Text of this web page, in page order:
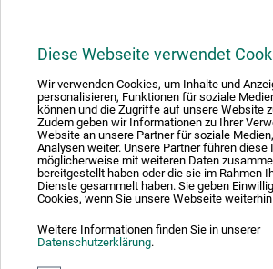
Diese Webseite verwendet
Wir verwenden Cookies, um Inhalte und
personalisieren, Funktionen für soziale
können und die Zugriffe auf unsere Website
Zudem geben wir Informationen zu Ihrer
Website an unsere Partner für soziale
Analysen weiter. Unsere Partner führen
möglicherweise mit weiteren Daten
bereitgestellt haben oder die sie im Rahmen
Dienste gesammelt haben. Sie geben
Cookies, wenn Sie unsere Webseite
Weitere Informationen finden Sie in unserer
Datenschutzerklärung.
1
Absolut sikker